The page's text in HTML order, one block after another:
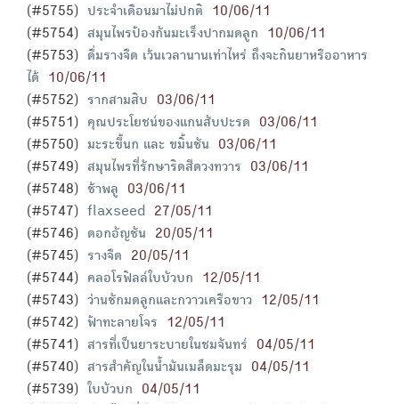
(#5755)
ประจำเดือนมาไม่ปกติ
10/06/11
(#5754)
สมุนไพรป้องกันมะเร็งปากมดลูก
10/06/11
(#5753)
ดื่มรางจืด เว้นเวลานานเท่าไหร่ ถึงจะกินยาหรืออาหาร
ได้
10/06/11
(#5752)
รากสามสิบ
03/06/11
(#5751)
คุณประโยชน์ของแกนสับปะรด
03/06/11
(#5750)
มะระขี้นก และ ขมิ้นชัน
03/06/11
(#5749)
สมุนไพรที่รักษาริดสีดวงทวาร
03/06/11
(#5748)
ช้าพลู
03/06/11
(#5747)
flaxseed
27/05/11
(#5746)
ดอกอัญชัน
20/05/11
(#5745)
รางจืด
20/05/11
(#5744)
คลอโรฟิลล์ใบบัวบก
12/05/11
(#5743)
ว่านชักมดลูกและกวาวเครือขาว
12/05/11
(#5742)
ฟ้าทะลายโจร
12/05/11
(#5741)
สารที่เป็นยาระบายในชมจันทร์
04/05/11
(#5740)
สารสำคัญในน้ำมันเมล็ดมะรุม
04/05/11
(#5739)
ใบบัวบก
04/05/11